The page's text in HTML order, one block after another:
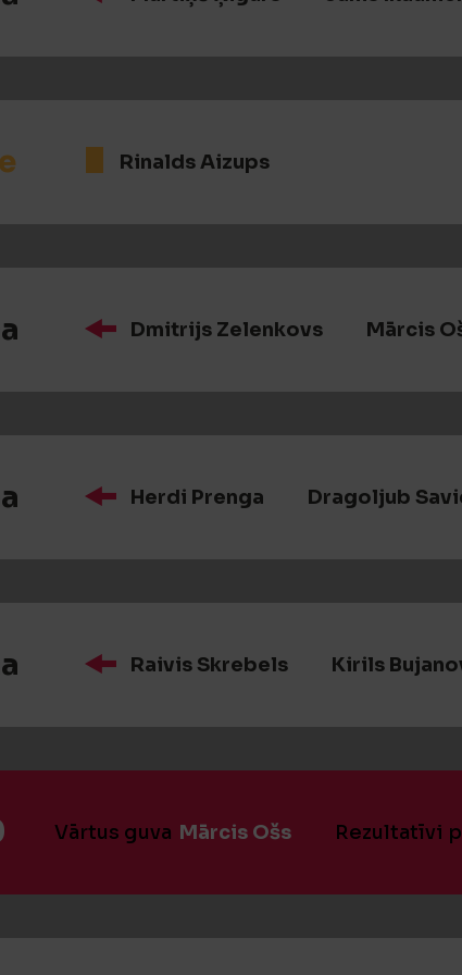
Rinalds Aizups
Dmitrijs Zelenkovs Mārcis
Herdi Prenga Dragoljub
Raivis Skrebels Kirils
Vārtus guva Mārcis Ošs Rezultatīvi